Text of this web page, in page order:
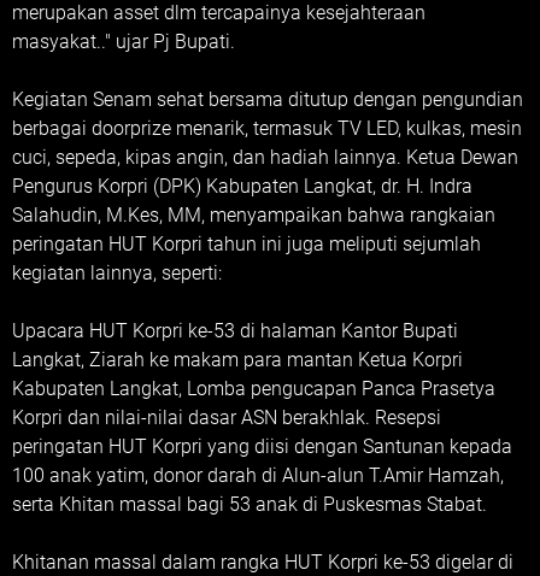
merupakan asset dlm tercapainya kesejahteraan
masyakat.." ujar Pj Bupati.
Kegiatan Senam sehat bersama ditutup dengan pengundian
berbagai doorprize menarik, termasuk TV LED, kulkas, mesin
cuci, sepeda, kipas angin, dan hadiah lainnya. Ketua Dewan
Pengurus Korpri (DPK) Kabupaten Langkat, dr. H. Indra
Salahudin, M.Kes, MM, menyampaikan bahwa rangkaian
peringatan HUT Korpri tahun ini juga meliputi sejumlah
kegiatan lainnya, seperti:
Upacara HUT Korpri ke-53 di halaman Kantor Bupati
Langkat, Ziarah ke makam para mantan Ketua Korpri
Kabupaten Langkat, Lomba pengucapan Panca Prasetya
Korpri dan nilai-nilai dasar ASN berakhlak. Resepsi
peringatan HUT Korpri yang diisi dengan Santunan kepada
100 anak yatim, donor darah di Alun-alun T.Amir Hamzah,
serta Khitan massal bagi 53 anak di Puskesmas Stabat.
Khitanan massal dalam rangka HUT Korpri ke-53 digelar di